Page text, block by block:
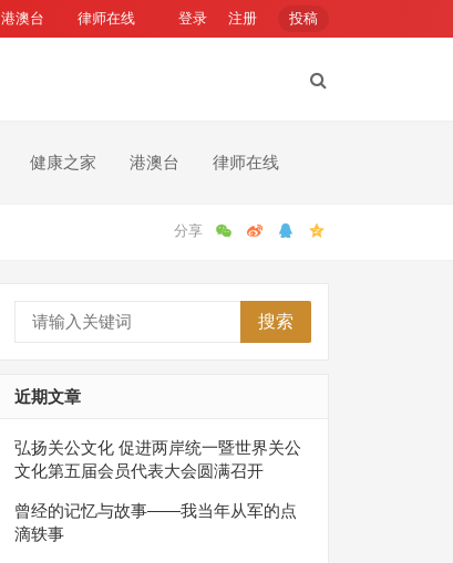
港澳台 律师在线 登录 注册 投稿
健康之家 港澳台 律师在线
搜索
近期文章
弘扬关公文化 促进两岸统一暨世界关公
文化第五届会员代表大会圆满召开
曾经的记忆与故事——我当年从军的点
滴轶事